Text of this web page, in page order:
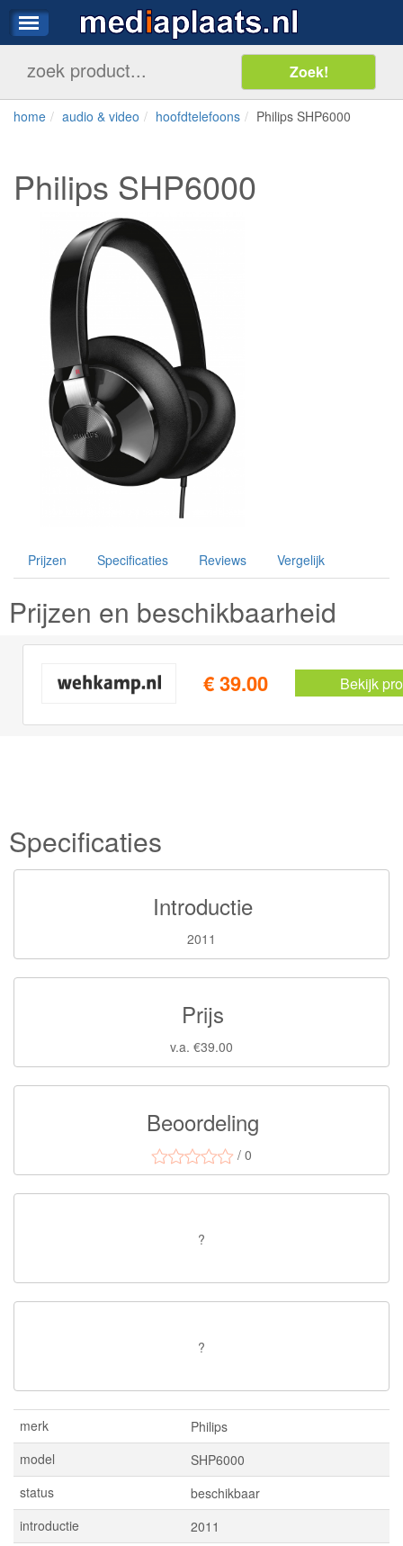
home audio & video hoofdtelefoons Philips SHP6000
Philips SHP6000
Prijzen Specificaties Reviews Vergelijk
Prijzen en beschikbaarheid
€ 39.00 Bekijk
Specificaties
Introductie
2011
Prijs
v.a. €39.00
Beoordeling
/ 0
?
?
merk
Philips
model
SHP6000
status
beschikbaar
introductie
2011